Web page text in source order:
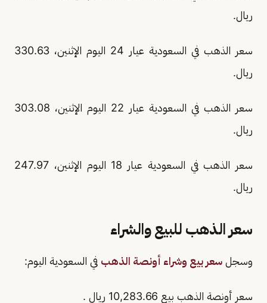
ريال.
سعر الذهب في السعودية عيار 24 اليوم الإثنين، 330.63
ريال.
سعر الذهب في السعودية عيار 22 اليوم الإثنين، 303.08
ريال.
سعر الذهب في السعودية عيار 18 اليوم الإثنين، 247.97
ريال.
سعر الذهب للبيع والشراء
وسجل سعر بيع وشراء أونصة الذهب في السعودية اليوم:
سعر أونصة الذهب بيع 10,283.66 ريال .